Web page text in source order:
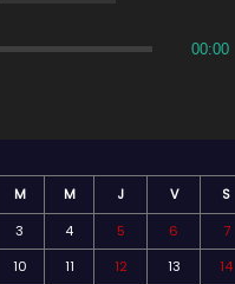
00:00
M M J V
S
3 4 5 6
7
10 11 12 13
14